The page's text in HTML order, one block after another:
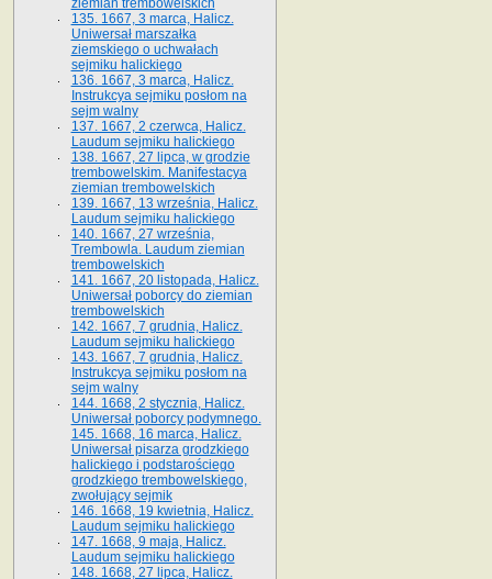
ziemian trembowelskich
135. 1667, 3 marca, Halicz.
Uniwersał marszałka
ziemskiego o uchwałach
sejmiku halickiego
136. 1667, 3 marca, Halicz.
Instrukcya sejmiku posłom na
sejm walny
137. 1667, 2 czerwca, Halicz.
Laudum sejmiku halickiego
138. 1667, 27 lipca, w grodzie
trembowelskim. Manifestacya
ziemian trembowelskich
139. 1667, 13 września, Halicz.
Laudum sejmiku halickiego
140. 1667, 27 września,
Trembowla. Laudum ziemian
trembowelskich
141. 1667, 20 listopada, Halicz.
Uniwersał poborcy do ziemian
trembowelskich
142. 1667, 7 grudnia, Halicz.
Laudum sejmiku halickiego
143. 1667, 7 grudnia, Halicz.
Instrukcya sejmiku posłom na
sejm walny
144. 1668, 2 stycznia, Halicz.
Uniwersał poborcy podymnego.
145. 1668, 16 marca, Halicz.
Uniwersał pisarza grodzkiego
halickiego i podstarościego
grodzkiego trembowelskiego,
zwołujący sejmik
146. 1668, 19 kwietnia, Halicz.
Laudum sejmiku halickiego
147. 1668, 9 maja, Halicz.
Laudum sejmiku halickiego
148. 1668, 27 lipca, Halicz.